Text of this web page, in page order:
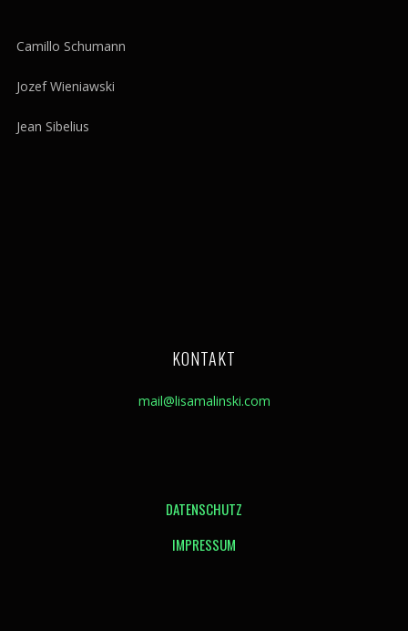
Camillo Schumann
Jozef Wieniawski
Jean Sibelius
KONTAKT
mail@lisamalinski.com
DATENSCHUTZ
IMPRESSUM